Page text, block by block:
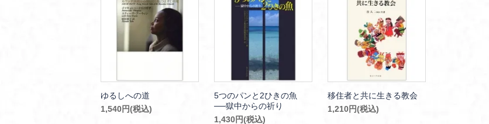
ゆるしへの道
1,540円(税込)
5つのパンと2ひきの魚
──獄中からの祈り
1,430円(税込)
移住者と共に生きる教会
1,210円(税込)